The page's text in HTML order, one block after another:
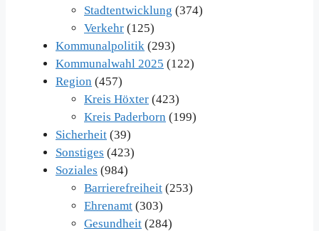
Stadtentwicklung (374)
Verkehr (125)
Kommunalpolitik (293)
Kommunalwahl 2025 (122)
Region (457)
Kreis Höxter (423)
Kreis Paderborn (199)
Sicherheit (39)
Sonstiges (423)
Soziales (984)
Barrierefreiheit (253)
Ehrenamt (303)
Gesundheit (284)